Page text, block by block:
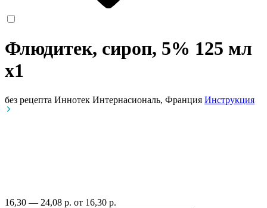
Флюдитек, сироп, 5% 125 мл
x1
без рецепта Иннотек Интернасиональ, Франция Инструкция
16,30 — 24,08 р. от 16,30 р.